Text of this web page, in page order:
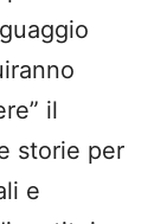
il
storie per
e